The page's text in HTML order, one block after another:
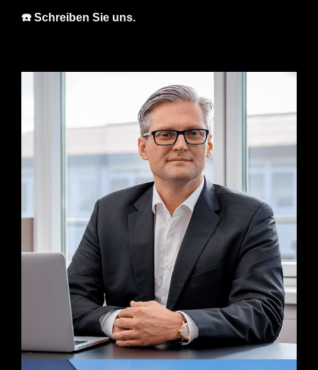
☎️ Schreiben Sie uns.